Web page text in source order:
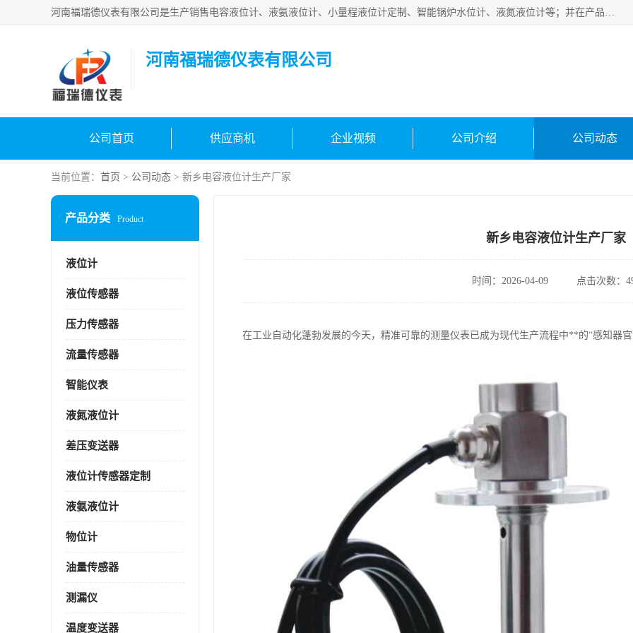
河南福瑞德仪表有限公司是生产销售电容液位计、液氨液位计、小量程液位计定制、智能锅炉水位计、液氮液位计等；并在产品开发、研制的过程中，吸取国内外仪器仪表的技术精华，建立了一支高、精、尖的科研开发队伍，使产品性能不断升级。
河南福瑞德仪表有限公司
公司首页 供应商机 企业视频 公司介绍 公司动态
当前位置： 首页 > 公司动态 > 新乡电容液位计生产厂家
产品分类 Product
液位计
液位传感器
压力传感器
流量传感器
智能仪表
液氮液位计
差压变送器
液位计传感器定制
液氨液位计
物位计
油量传感器
测漏仪
温度变送器
新乡电容液位计生产厂家
时间：2026-04-09 点击次数：
在工业自动化蓬勃发展的今天，精准可靠的测量仪表已成为现代生产流程中**的“感知器官